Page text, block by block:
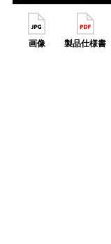
画像 製品仕様書